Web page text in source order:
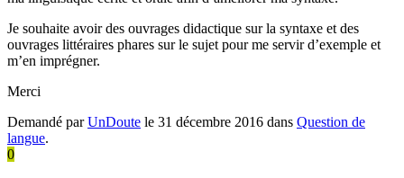
Je souhaite avoir des ouvrages didactique sur la syntaxe et des
ouvrages littéraires phares sur le sujet pour me servir d’exemple et
m’en imprégner.
Merci
Demandé parUnDoute le 31 décembre 2016 dans Question de
langue.
0